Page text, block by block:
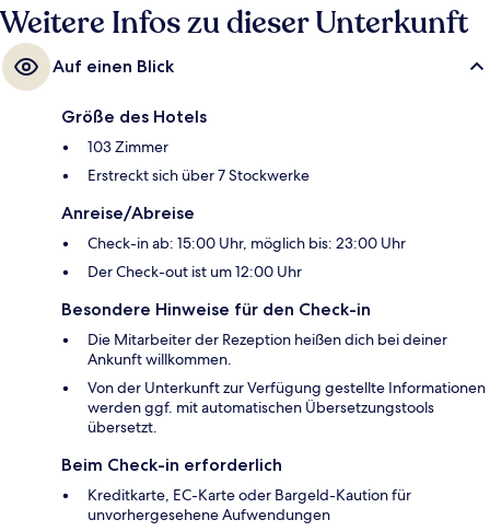
Weitere Infos zu dieser Unterkunft
Auf einen Blick
Größe des Hotels
103 Zimmer
Erstreckt sich über 7 Stockwerke
Anreise/Abreise
Check-in ab: 15:00 Uhr, möglich bis: 23:00 Uhr
Der Check-out ist um 12:00 Uhr
Besondere Hinweise für den Check-in
Die Mitarbeiter der Rezeption heißen dich bei deiner
Ankunft willkommen.
Von der Unterkunft zur Verfügung gestellte Informationen
werden ggf. mit automatischen Übersetzungstools
übersetzt.
Beim Check-in erforderlich
Kreditkarte, EC-Karte oder Bargeld-Kaution für
unvorhergesehene Aufwendungen